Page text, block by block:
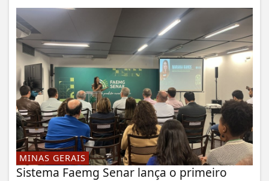
MINAS GERAIS
Sistema Faemg Senar lança o primeiro